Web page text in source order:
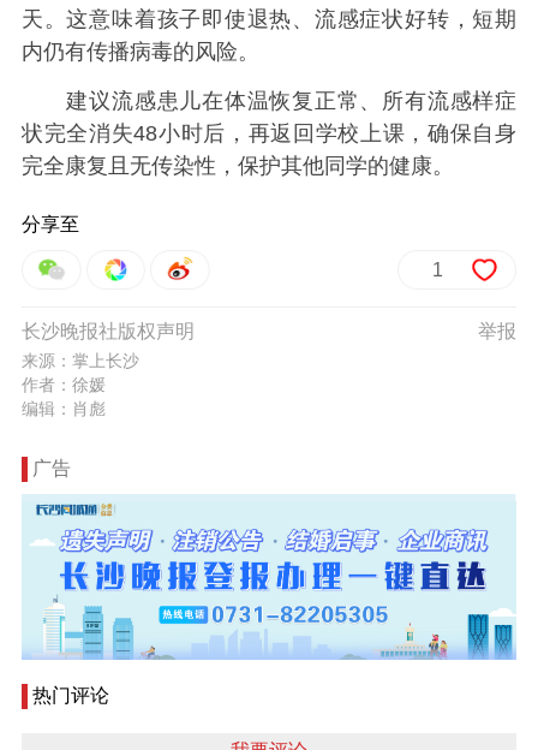
天。这意味着孩子即使退热、流感症状好转，短期
内仍有传播病毒的风险。
建议流感患儿在体温恢复正常、所有流感样症
状完全消失48小时后，再返回学校上课，确保自身
完全康复且无传染性，保护其他同学的健康。
分享至
1
举报
长沙晚报社版权声明
来源：掌上长沙
作者：徐媛
编辑：肖彪
广告
热门评论